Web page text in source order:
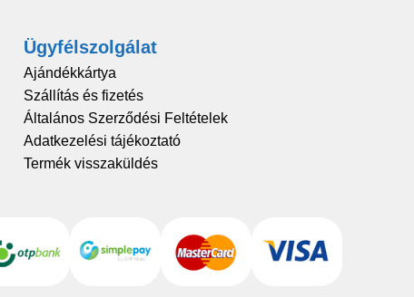
Ügyfélszolgálat
Ajándékkártya
Szállítás és fizetés
Általános Szerződési Feltételek
Adatkezelési tájékoztató
Termék visszaküldés